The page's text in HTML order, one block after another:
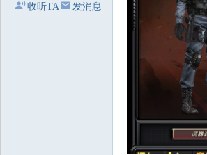
收听TA 发消息